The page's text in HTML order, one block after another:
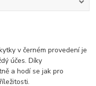
v černém provedení je
účes. Díky
a hodí se jak pro